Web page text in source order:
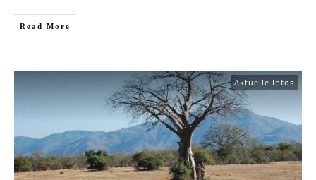
Read More
Aktuelle Infos